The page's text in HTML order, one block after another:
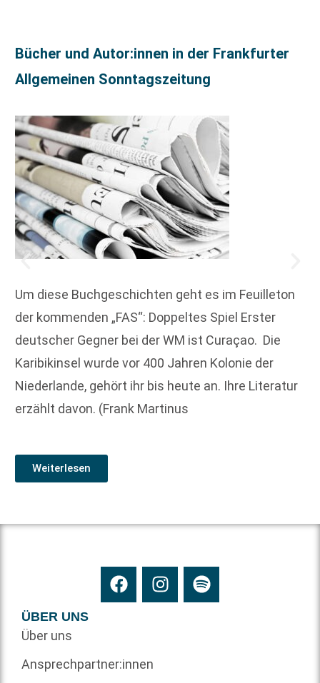
Bücher und Autor:innen in der Frankfurter
Allgemeinen Sonntagszeitung
Um diese Buchgeschichten geht es im Feuilleton
der kommenden „FAS“: Doppeltes Spiel Erster
deutscher Gegner bei der WM ist Curaçao. Die
Karibik­insel wurde vor 400 Jahren Kolonie der
Niederlande, gehört ihr bis heute an. Ihre Literatur
erzählt davon. (Frank Martinus
Weiterlesen
ÜBER UNS
Über uns
Ansprechpartner:innen